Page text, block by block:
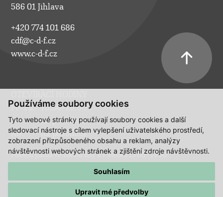
Používáme soubory cookies
Tyto webové stránky používají soubory cookies a další
sledovací nástroje s cílem vylepšení uživatelského prostředí,
zobrazení přizpůsobeného obsahu a reklam, analýzy
návštěvnosti webových stránek a zjištění zdroje návštěvnosti.
Souhlasím
Upravit mé předvolby
586 01 Jihlava
+420 774 101 686
cdf@c-d-f.cz
www.c-d-f.cz
Po–Pá:
10.00–18.00
So:
na požádání
Ne:
na požádání
Polední pauza ve všední dny a v sobotu 13:00 - 14:00.